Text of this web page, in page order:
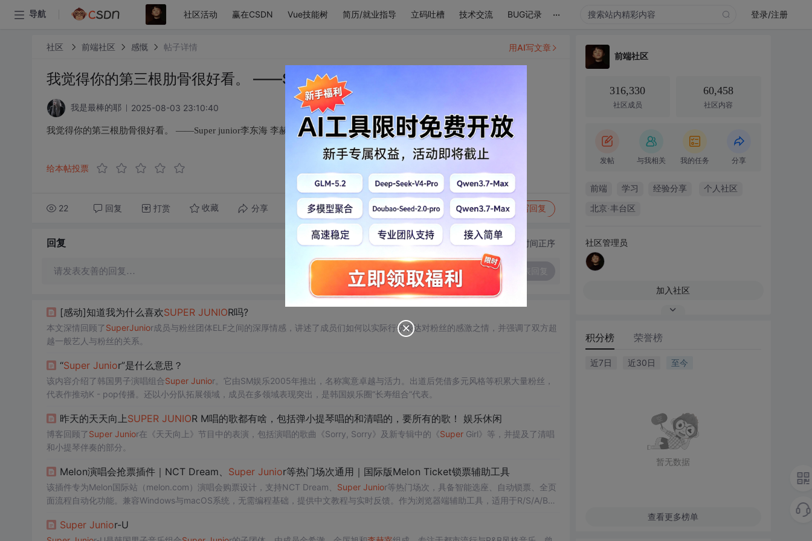
导航 社区活动 赢在CSDN Vue技能树 简历/就业指导 立码吐槽 技术交流 BUG记录 ... 登录/注册
社区 前端社区 感慨 帖子详情
我觉得你的第三根肋骨很好看。 ——Super junior李东海 李赫宰
我是最棒的耶 2025-08-03 23:10:40
我觉得你的第三根肋骨很好看。 ——Super junior李东海 李赫宰
给本帖投票
22 回复 打赏 收藏 分享 转发到动态 举报 写回复
用AI写文章
回复 切换为时间正序
请发表友善的回复…
[感动]知道我为什么喜欢SUPER JUNIOR吗?
本文深情回顾了SuperJunior成员与粉丝团体ELF之间的深厚情感，讲述了成员们如何以实际行动表达对粉丝的感激之情，并强调了双方超
越一般艺人与粉丝的关系。
“Super Junior”是什么意思？
该内容介绍了韩国男子演唱组合Super Junior。它由SM娱乐2005年推出，名称寓意卓越与活力。出道后凭借多元风格等积累大量粉丝，
代表作推动K - pop传播。还以小分队拓展领域，成员在多领域表现突出，是韩国娱乐圈“长寿组合”代表。
昨天的天天向上SUPER JUNIOR M唱的歌都有啥，包括弹小提琴唱的和清唱的，要所有的歌！ 娱乐休闲
博客回顾了Super Junior在《天天向上》节目中的表演，包括演唱的歌曲《Sorry, Sorry》及新专辑中的《SuperGirl》等，并提及了清唱
和小提琴伴奏的部分。
Melon演唱会抢票插件｜NCT Dream、 Super Junior等热门场次通用｜国际版Melon Ticket锁票辅助工具
该插件专为Melon国际站（melon.com）演唱会购票设计，支持NCT Dream、 Super Junior等热门场次，具备智能选座、自动锁票、全页
面流程自动化功能。兼容Windows与macOS系统，无需编程基础，提供中文教程与实时反馈。作为浏览器端辅助工具，适用于R/S/A/B等
Super Junior-U
前端社区
316,330
社区成员
60,458
社区内容
发帖 与我相关 我的任务 分享
前端 学习 经验分享 个人社区
北京·丰台区
社区管理员
加入社区
积分榜 荣誉榜
近7日 近30日 至今
暂无数据
查看更多榜单